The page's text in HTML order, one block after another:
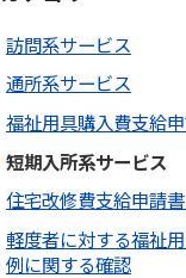
訪問系サービス
通所系サービス
福祉用具購入費支給
短期入所系サービス
住宅改修費支給申請書
軽度者に対する福祉
例に関する確認